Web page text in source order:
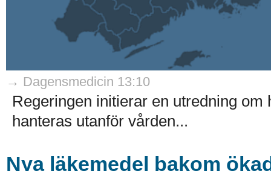
→ Dagensmedicin 13:10
Regeringen initierar en utredning
hanteras utanför vården...
Nya läkemedel bakom